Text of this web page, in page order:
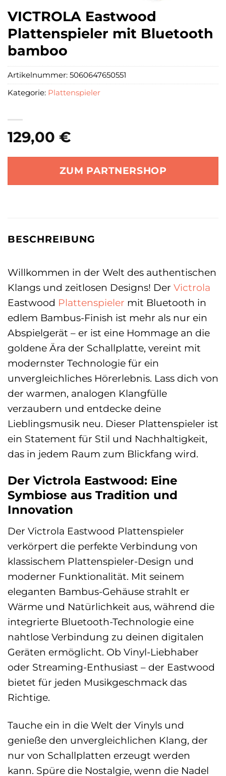
VICTROLA Eastwood
Plattenspieler mit Bluetooth
bamboo
129,00 €
ZUM PARTNERSHOP
Artikelnummer: 5060647650551
Kategorie: Plattenspieler
BESCHREIBUNG
Willkommen in der Welt des authentischen
Klangs und zeitlosen Designs! Der Victrola
Eastwood Plattenspieler mit Bluetooth in
edlem Bambus-Finish ist mehr als nur ein
Abspielgerät – er ist eine Hommage an die
goldene Ära der Schallplatte, vereint mit
modernster Technologie für ein
unvergleichliches Hörerlebnis. Lass dich von
der warmen, analogen Klangfülle
verzaubern und entdecke deine
Lieblingsmusik neu. Dieser Plattenspieler ist
ein Statement für Stil und Nachhaltigkeit,
das in jedem Raum zum Blickfang wird.
Der Victrola Eastwood: Eine
Symbiose aus Tradition und
Innovation
Der Victrola Eastwood Plattenspieler
verkörpert die perfekte Verbindung von
klassischem Plattenspieler-Design und
moderner Funktionalität. Mit seinem
eleganten Bambus-Gehäuse strahlt er
Wärme und Natürlichkeit aus, während die
integrierte Bluetooth-Technologie eine
nahtlose Verbindung zu deinen digitalen
Geräten ermöglicht. Ob Vinyl-Liebhaber
oder Streaming-Enthusiast – der Eastwood
bietet für jeden Musikgeschmack das
Richtige.
Tauche ein in die Welt der Vinyls und
genieße den unvergleichlichen Klang, der
nur von Schallplatten erzeugt werden
kann. Spüre die Nostalgie, wenn die Nadel